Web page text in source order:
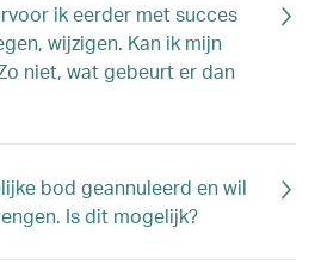
ik eerder met succes
wijzigen. Kan ik mijn
niet, wat gebeurt er dan
bod geannuleerd en wil
Is dit mogelijk?